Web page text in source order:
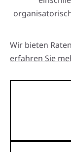
Wir bieten
erfahren Sie